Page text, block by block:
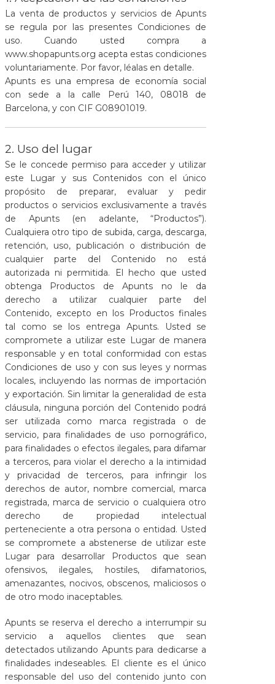
La venta de productos y servicios de Apunts
se regula por las presentes Condiciones de
uso. Cuando usted compra a
www.shopapunts.org acepta estas condiciones
voluntariamente. Por favor, léalas en detalle.
Apunts es una empresa de economía social
con sede a la calle Perú 140, 08018 de
Barcelona, y con CIF G08901019.
2. Uso del lugar
Se le concede permiso para acceder y utilizar
este Lugar y sus Contenidos con el único
propósito de preparar, evaluar y pedir
productos o servicios exclusivamente a través
de Apunts (en adelante, “Productos”).
Cualquiera otro tipo de subida, carga, descarga,
retención, uso, publicación o distribución de
cualquier parte del Contenido no está
autorizada ni permitida. El hecho que usted
obtenga Productos de Apunts no le da
derecho a utilizar cualquier parte del
Contenido, excepto en los Productos finales
tal como se los entrega Apunts. Usted se
compromete a utilizar este Lugar de manera
responsable y en total conformidad con estas
Condiciones de uso y con sus leyes y normas
locales, incluyendo las normas de importación
y exportación. Sin limitar la generalidad de esta
cláusula, ninguna porción del Contenido podrá
ser utilizada como marca registrada o de
servicio, para finalidades de uso pornográfico,
para finalidades o efectos ilegales, para difamar
a terceros, para violar el derecho a la intimidad
y privacidad de terceros, para infringir los
derechos de autor, nombre comercial, marca
registrada, marca de servicio o cualquiera otro
derecho de propiedad intelectual
perteneciente a otra persona o entidad. Usted
se compromete a abstenerse de utilizar este
Lugar para desarrollar Productos que sean
ofensivos, ilegales, hostiles, difamatorios,
amenazantes, nocivos, obscenos, maliciosos o
de otro modo inaceptables.
Apunts se reserva el derecho a interrumpir su
servicio a aquellos clientes que sean
detectados utilizando Apunts para dedicarse a
finalidades indeseables. El cliente es el único
responsable del uso del contenido junto con